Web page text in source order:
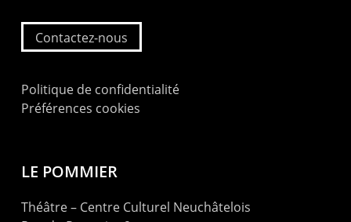
Contactez-nous
Politique de confidentialité
Préférences cookies
LE POMMIER
Théâtre – Centre Culturel Neuchâtelois